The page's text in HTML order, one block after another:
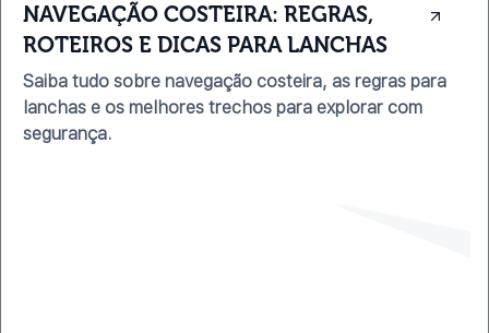
NAVEGAÇÃO COSTEIRA: REGRAS,
ROTEIROS E DICAS PARA LANCHAS
Saiba tudo sobre navegação costeira, as regras para
lanchas e os melhores trechos para explorar com
segurança.